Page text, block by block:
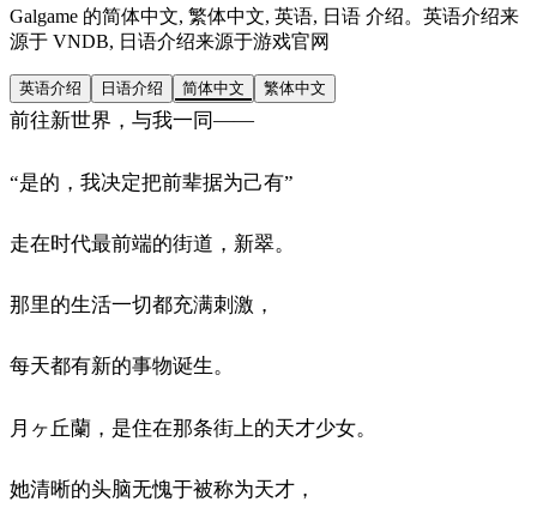
Galgame 的简体中文, 繁体中文, 英语, 日语 介绍。英语介绍来
源于 VNDB, 日语介绍来源于游戏官网
英语介绍 日语介绍 简体中文 繁体中文
前往新世界，与我一同——
“是的，我决定把前辈据为己有”
走在时代最前端的街道，新翠。
那里的生活一切都充满刺激，
每天都有新的事物诞生。
月ヶ丘蘭，是住在那条街上的天才少女。
她清晰的头脑无愧于被称为天才，